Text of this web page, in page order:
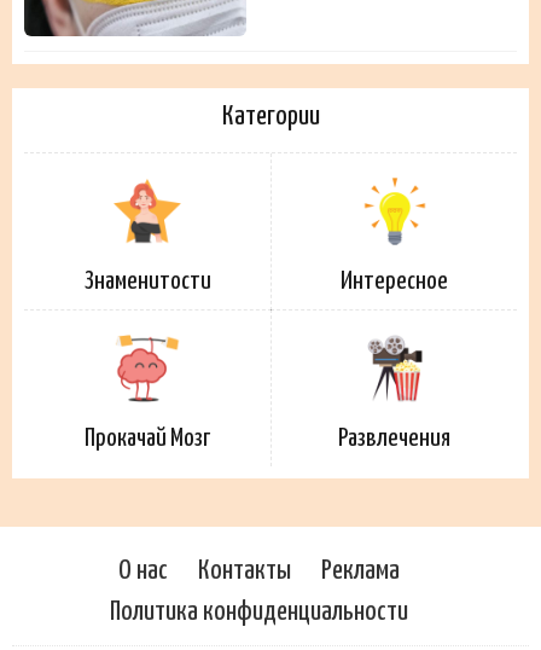
Категории
Знаменитости Интересное
Прокачай Мозг Развлечения
О нас Контакты
Реклама
Политика конфиденциальности